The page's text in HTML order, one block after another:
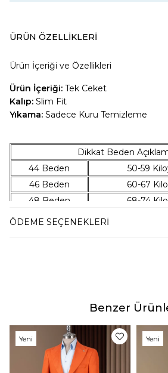
ÜRÜN ÖZELLIKLERI
Ürün İçeriği ve Özellikleri
Ürün İçeriği: Tek Ceket
Kalıp: Slim Fit
Yıkama: Sadece Kuru Temizleme
Dikkat Beden
44 Beden
50-59
46 Beden
60-67
48 Beden
68-74
50 Beden
Boy:176 Kilo:66 Kullandığı Beden: 46
Teslimat
ÖDEME SEÇENEKLERI
Benzer
Yeni
Yeni